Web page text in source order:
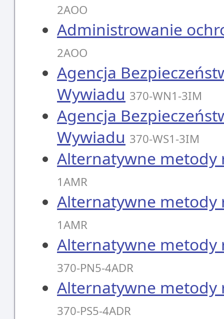
2AOO
Administrowanie
2AOO
Agencja
Wywiadu 370-WN1-3IM
Agencja
Wywiadu 370-WS1-3IM
Alternatywne metody
1AMR
Alternatywne metody
1AMR
Alternatywne metody
370-PN5-4ADR
Alternatywne metody
370-PS5-4ADR